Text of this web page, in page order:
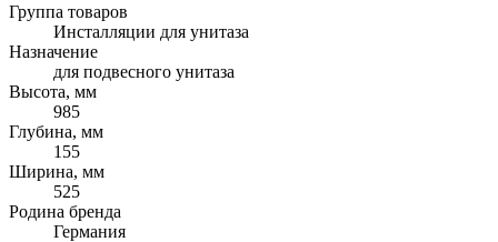
Группа товаров
Инсталляции для унитаза
Назначение
для подвесного унитаза
Высота, мм
985
Глубина, мм
155
Ширина, мм
525
Родина бренда
Германия